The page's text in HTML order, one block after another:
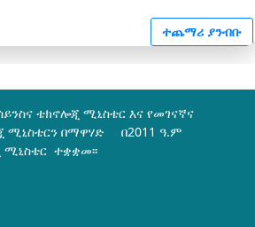
ተጨማሪ ያንብቡ
ቴክኖሎጂ ሚኒስቴር እና የመገናኛና
ሚኒስቴርን በማዋሃድ በ2011 ዓ.ም
ተቋቋመ፡፡